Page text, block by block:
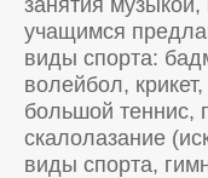
учащимся
виды спорта:
волейбол,
большой теннис,
скалолазание
виды спорта,